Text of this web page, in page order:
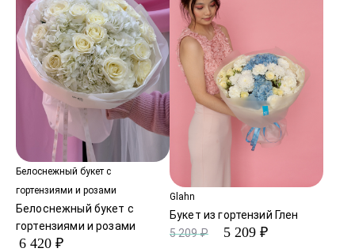
Белоснежный букет с
гортензиями и розами
Белоснежный букет с
гортензиями и розами
6 420 ₽
Glahn
Букет из гортензий Глен
5 209 ₽
5 209 ₽